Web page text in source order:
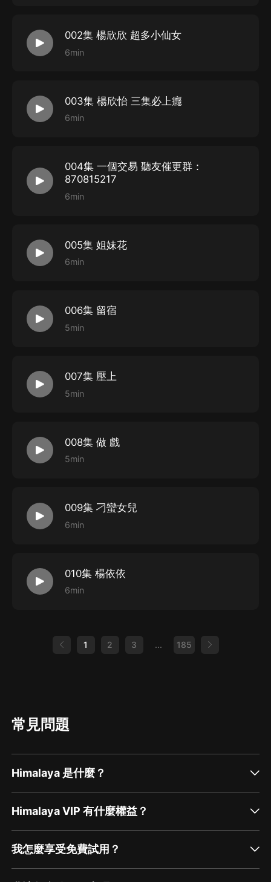
002集 楊欣欣 超多小仙女
6min
003集 楊欣怡 三集必上癮
6min
004集 一個交易 聽友催更群：
870815217
6min
005集 姐妹花
6min
006集 留宿
5min
007集 壓上
5min
008集 做 戲
5min
009集 刁蠻女兒
6min
010集 楊依依
6min
1 2 3 ... 185
常見問題
Himalaya 是什麼？
Himalaya VIP 有什麼權益？
我怎麼享受免費試用？